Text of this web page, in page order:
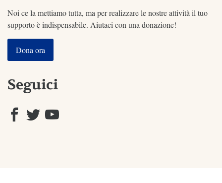
Noi ce la mettiamo tutta, ma per realizzare le nostre attività il tuo
supporto è indispensabile. Aiutaci con una donazione!
Dona ora
Seguici